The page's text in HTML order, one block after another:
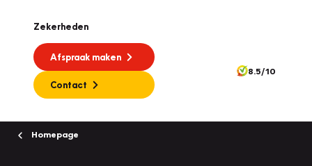
Zekerheden
Afspraak maken
Contact
8.5/10
Homepage